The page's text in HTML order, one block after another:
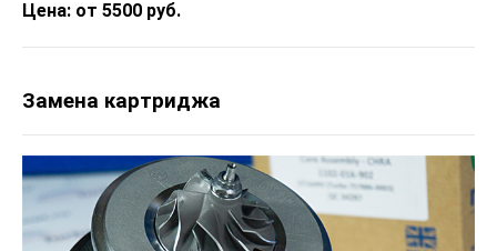
Цена: от 5500 руб.
Замена картриджа